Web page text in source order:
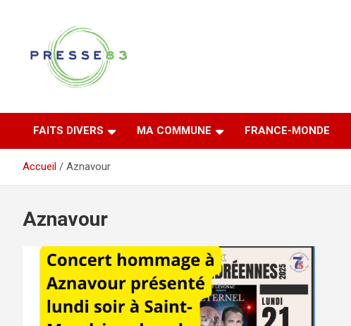
Presse 83
FAITS DIVERS MA COMMUNE FRANCE-MONDE
Accueil Aznavour
Aznavour